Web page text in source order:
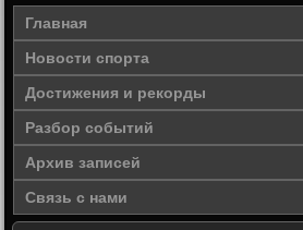
Главная
Новости спорта
Достижения и рекорды
Разбор событий
Архив записей
Связь с нами